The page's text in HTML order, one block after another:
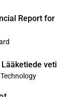
Report for
Lääketiede veti